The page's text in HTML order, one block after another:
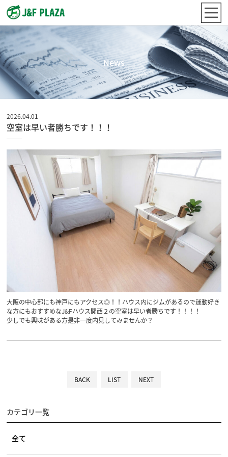
News
2026.04.01
空室は早い者勝ちです！！！
大阪の中心部にも神戸にもアクセス◎！！ハウス内にジムがあるので運動好き
な方にもおすすめなJ&Fハウス関西２の空室は早い者勝ちです！！！！
少しでも興味がある方是非一度内見してみませんか？
BACK LIST NEXT
カテゴリ一覧
全て